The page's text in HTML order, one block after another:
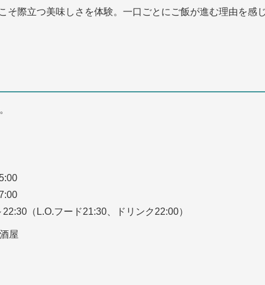
そ際立つ美味しさを体験。一口ごとにご飯が進む理由を感
（L.O.フード21:30、ドリンク22:00）
屋